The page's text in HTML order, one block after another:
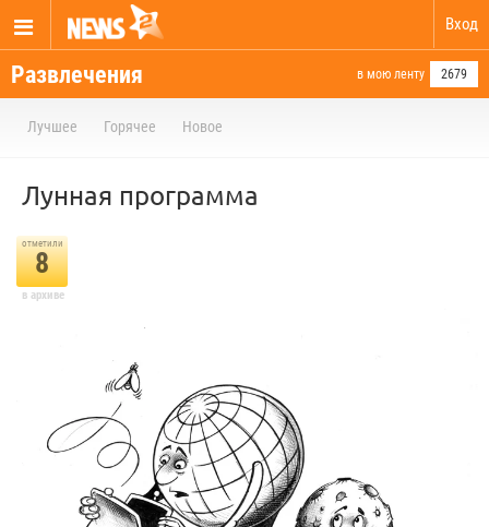
Вход
Развлечения в мою ленту 2679
Лучшее Горячее Новое
Лунная программа
отметили
8
в архиве